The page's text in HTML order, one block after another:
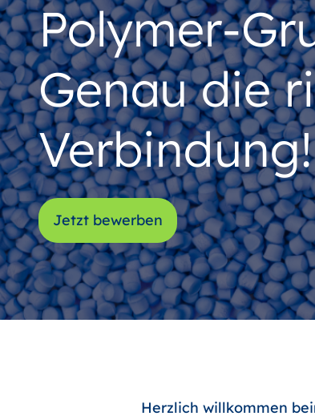
Polymer-
Genau die
Verbindung!
Jetzt bewerben
Herzlich willkommen